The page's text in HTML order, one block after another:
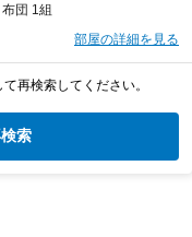
団 1組
部屋の詳細を見る
再検索してください。
索